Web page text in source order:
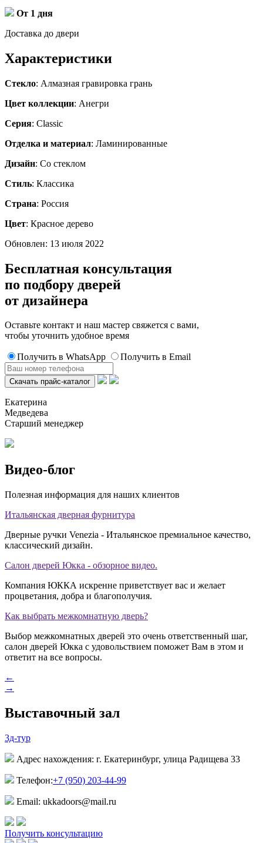
От 1 дня
Доставка до двери
Характеристики
Стекло: Алмазная гравировка грань
Цвет коллекции: Анегри
Серия: Classic
Отделка и материал: Ламинированные
Дизайн: Со стеклом
Стиль: Классика
Страна: Россия
Цвет: Красное дерево
Обновлен: 13 июля 2022
Бесплатная консультация
по подбору дверей
от дизайнера
Оставьте контакт и наш мастер свяжется с вами,
чтобы уточнить удобное время
Получить в WhatsApp Получить в Email
Екатерина
Медведева
Старший менеджер
Видео-блог
Полезная информация для наших клиентов
Итальянская дверная фурнитура
Дверные ручки Venezia - Итальянское премиальное качество,
классический дизайн.
Салон дверей Юкка - обзорное видео.
Компания ЮККА искренне приветствует вас и желает
процветания, добра и благополучия.
Как выбрать межкомнатную дверь?
Выбор межкомнатных дверей это очень ответственный шаг,
салон дверей Юкка с удовольствием поможет Вам в этом и
ответит на все вопросы.
←
→
Выставочный зал
3д-тур
Адрес нахождения: г. Екатеринбург, улица Радищева 33
Телефон:+7 (950) 203-44-99
Email: ukkadoors@mail.ru
Получить консультацию